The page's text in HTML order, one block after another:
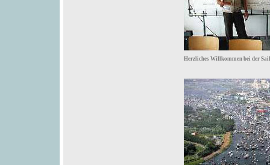
Herzliches Willkommen bei der